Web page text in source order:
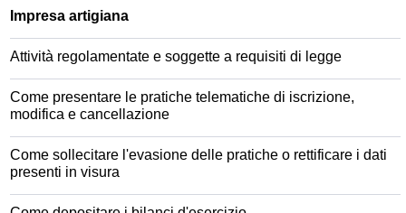
Impresa artigiana
Attività regolamentate e soggette a requisiti di legge
Come presentare le pratiche telematiche di iscrizione,
modifica e cancellazione
Come sollecitare l'evasione delle pratiche o rettificare i dati
presenti in visura